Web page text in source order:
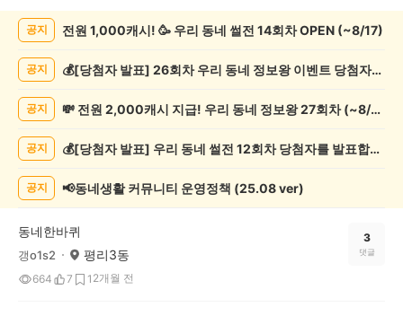
게
공지 전원 1,000캐시! 🥳 우리 동네 썰전 14회차 OPEN (~8/17)
공지 💰[당첨자 발표] 26회차 우리 동네 정보왕 이벤트 당첨자를 발표합니다!
공지 💸 전원 2,000캐시 지급! 우리 동네 정보왕 27회차 (~8/10)
공지 💰[당첨자 발표] 우리 동네 썰전 12회차 당첨자를 발표합니다!
공지 📢동네생활 커뮤니티 운영정책 (25.08 ver)
동네한바퀴
갱o1s2 평리3동
664 7 1 2개월 전
3
댓글